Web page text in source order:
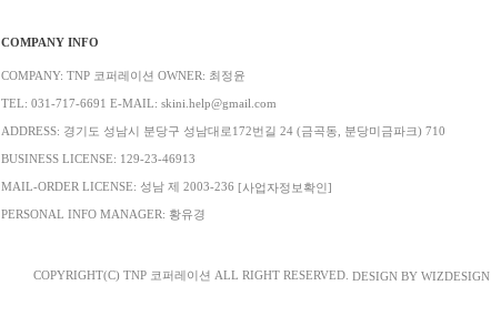
COMPANY INFO
COMPANY: TNP 코퍼레이션 OWNER: 최정윤
TEL: 031-717-6691 E-MAIL: skini.help@gmail.com
ADDRESS: 경기도 성남시 분당구 성남대로172번길 24 (금곡동, 분당미금파크) 710
BUSINESS LICENSE: 129-23-46913
MAIL-ORDER LICENSE: 성남 제 2003-236 [사업자정보확인]
PERSONAL INFO MANAGER: 황유경
COPYRIGHT(C) TNP 코퍼레이션 ALL RIGHT RESERVED. DESIGN BY WIZDESIGN